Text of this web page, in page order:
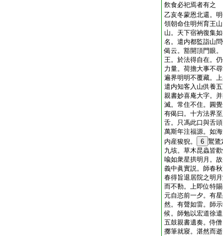
飮食必祀焉者有之
乙亥冬蒙恩北還。
領朝命住明州育王
山。天下宿衲復集
名。遣内都監詣山
偈云。豁開頂門眼
王。於法得自在。
力量。荷擔大事不
遍界明明不覆藏。
遣内知客入山供養
親書妙喜庵大字。
滅。常住不住。圓
有偈曰。十方法界
舌。只馮此口與舌
萬斯年注福源。如
内産狻猊。
6 鸑鷟
九垓。草木昆蟲皆
喩如衆星拱明月。
義中眞實説。師春
春得旨退居院之明
而不勌。上即位特
元自恣前一夕。有
然。有聲如雷。師
候。師勉以宏道徐
五鼓親書遺奏。侍
擲筆就寢。湛然而